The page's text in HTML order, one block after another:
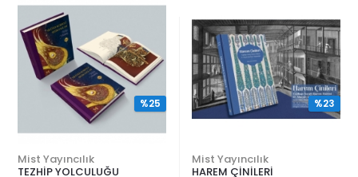
Mist Yayıncılık
TEZHİP YOLCULUĞU
%25
Mist Yayıncılık
HAREM ÇİNİLERİ
%23